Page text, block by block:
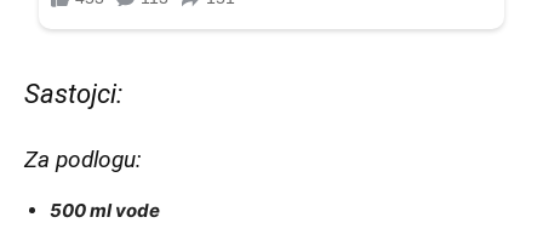
Sastojci:
Za podlogu:
500 ml vode